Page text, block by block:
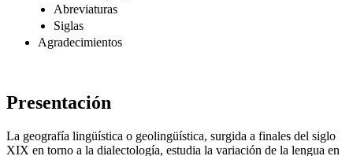
Abreviaturas
Siglas
Agradecimientos
Presentación
La geografía lingüística o geolingüística, surgida a finales del siglo
XIX en torno a la dialectología, estudia la variación de la lengua en